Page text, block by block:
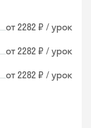
от 2282 ₽ / урок
от 2282 ₽ / урок
от 2282 ₽ / урок